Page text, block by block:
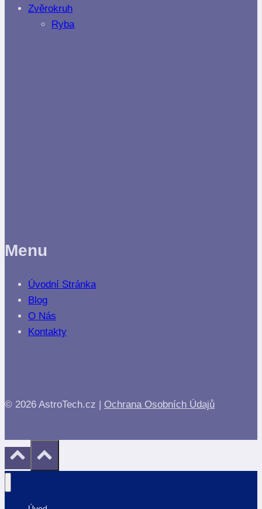
Zvěrokruh
Ryba
Menu
Úvodní Stránka
Blog
O Nás
Kontakty
© 2026 AstroTech.cz | Ochrana Osobních Údajů